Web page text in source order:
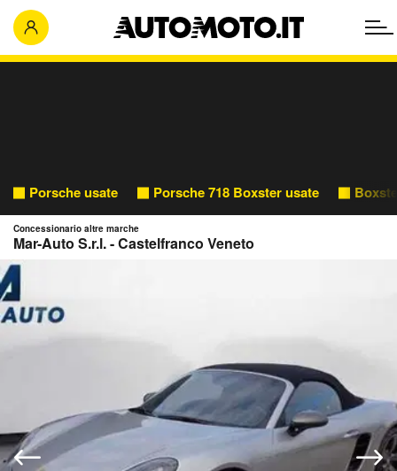
Porsche usate Porsche 718 Boxster usate
Concessionario altre marche
Mar-Auto S.r.l. - Castelfranco Veneto